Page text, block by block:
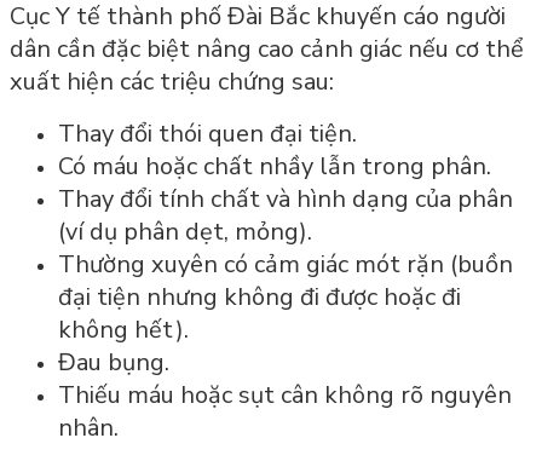
Cục Y tế thành phố Đài Bắc khuyến cáo người
dân cần đặc biệt nâng cao cảnh giác nếu cơ thể
xuất hiện các triệu chứng sau:
Thay đổi thói quen đại tiện.
Có máu hoặc chất nhầy lẫn trong phân.
Thay đổi tính chất và hình dạng của phân
(ví dụ phân dẹt, mỏng).
Thường xuyên có cảm giác mót rặn (buồn
đại tiện nhưng không đi được hoặc đi
không hết).
Đau bụng.
Thiếu máu hoặc sụt cân không rõ nguyên
nhân.